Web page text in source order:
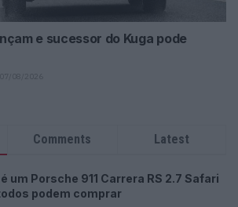
e sucessor do Kuga pode
Comments Latest
um Porsche 911 Carrera RS 2.7 Safari
podem comprar